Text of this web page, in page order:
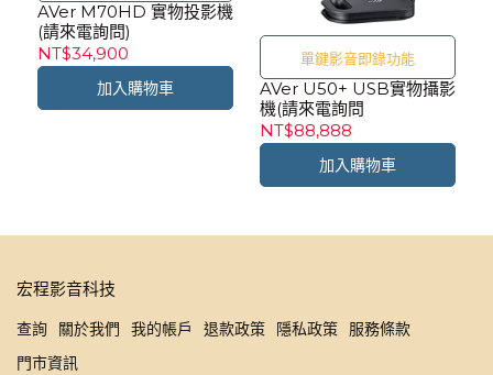
AVer M70HD 實物投影機
(請來電詢問)
NT$34,900
加入購物車
單鍵影音即錄功能
AVer U50+ USB實物攝影
機(請來電詢問
NT$88,888
加入購物車
宏程影音科技
查詢 關於我們 我的帳戶 退款政策 隱私政策
服務條款
門市資訊